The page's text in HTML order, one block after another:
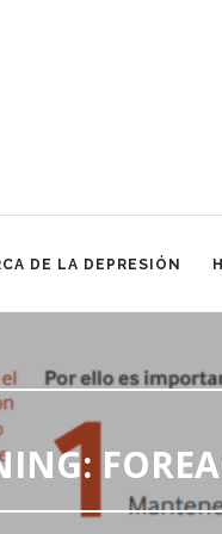
DE LA DEPRESIÓN
: